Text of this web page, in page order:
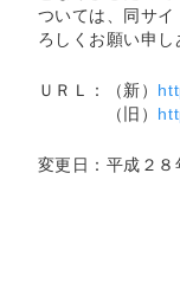
ついては、同サ
ろしくお願い申し
ＵＲＬ：（新）
（旧）
変更日：平成２８